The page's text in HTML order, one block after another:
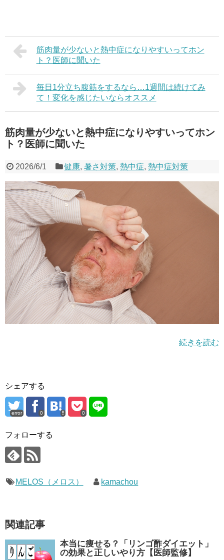
筋肉量が少ないと熱中症になりやすいってホン
ト？医師に聞いた
毎日1分立ち腹筋をするなら…1週間は続けてみ
て！変化を感じたいならオススメ
筋肉量が少ないと熱中症になりやすいってホン
ト？医師に聞いた
2026/6/1 健康,暑さ対策,熱中症,熱中症対策
続きを読む
シェアする
error 0 0
フォローする
MELOS（メロス） kamachou
関連記事
本当に痩せる？「リンゴ酢ダイエット」
の効果と正しいやり方【医師監修】